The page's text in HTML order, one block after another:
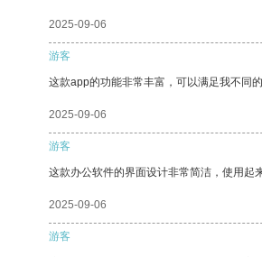
2025-09-06
游客
这款app的功能非常丰富，可以满足我不同的
2025-09-06
游客
这款办公软件的界面设计非常简洁，使用起
2025-09-06
游客